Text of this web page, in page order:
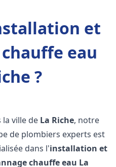
et
eau
?
la ville de La Riche, notre
de plombiers experts est
dans l'installation et
chauffe eau La